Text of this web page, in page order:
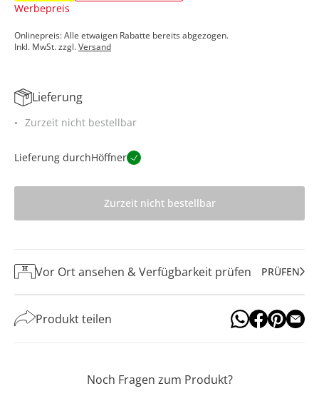
Werbepreis
Onlinepreis: Alle etwaigen Rabatte bereits abgezogen.
Inkl. MwSt. zzgl.Versand
Lieferung
Zurzeit nicht bestellbar
Lieferung durchHöffner
Zurzeit nicht bestellbar
Vor Ort ansehen & Verfügbarkeit prüfen PRÜFEN
Produkt teilen
Noch Fragen zum Produkt?